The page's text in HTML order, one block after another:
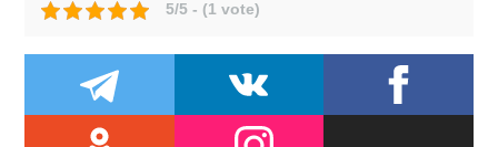
5/5 - (1 vote)